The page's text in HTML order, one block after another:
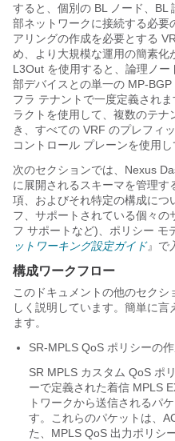
すると、個別の BL ノード、BL
部ネットワークに接続する必
アリングの作成を必要とする
め、より大規模な運用の簡素化
L3Out を使用すると、論理ノ
部デバイスとの単一の MP-
フラ テナントで一度定義され
ラクトを使用して、複数のテ
き、すべての VRF のプレフィ
コントロール プレーンを使用し
次のセクションでは、Nexus
に展開されるスキーマを管理
項、およびそれ特定の構成につ
フ、サポートされている個々
フ サポートなど)、ポリシー モ
ットワーキング設定ガイド』で
構成ワークフロー
このドキュメントの他のセク
しく説明しています。簡単に
ます。
SR-MPLS QoS ポリシーの
SR MPLS カスタム QoS ポ
ーで定義された着信 MPLS
トワークから送信されるパ
す。これらのパケットは、
た、MPLS QoS 出力ポリシ